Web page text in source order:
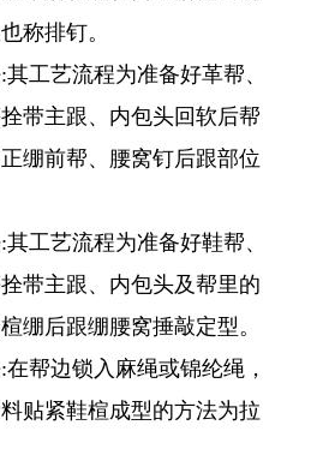
称排钉。
艺流程为准备好革帮、
带主跟、内包头回软后帮
绷前帮、腰窝钉后跟部位
艺流程为准备好鞋帮、
带主跟、内包头及帮里的
绷后跟绷腰窝捶敲定型。
边锁入麻绳或锦纶绳，
贴紧鞋楦成型的方法为拉